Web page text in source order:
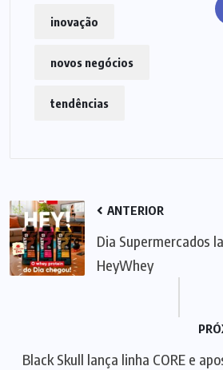
inovação
novos negócios
tendências
ANTERIOR
Dia Supermercados
HeyWhey
Black Skull lança linha CORE e